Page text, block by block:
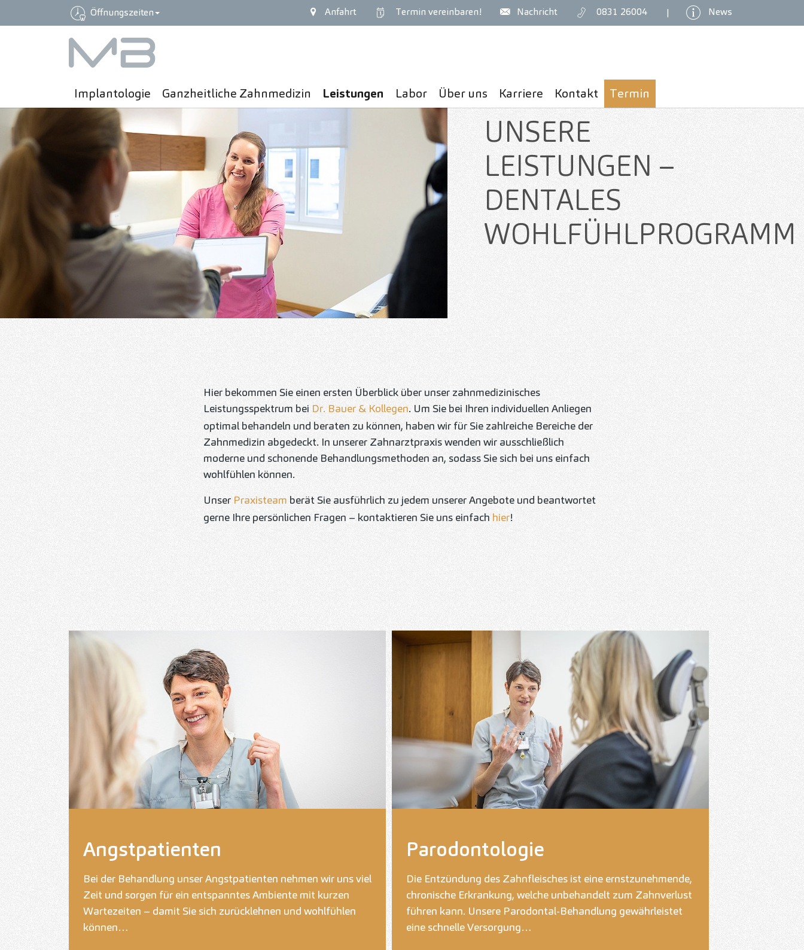
Öffnungszeiten Anfahrt Terminvereinbaren! Nachricht 0831 26004 | News
Implantologie Ganzheitliche Zahnmedizin Leistungen (current)
Labor Über uns Karriere Kontakt Termin
UNSERE
LEISTUNGEN –
DENTALES
WOHLFÜHLPROGRAMM
Hier bekommen Sie einen ersten Überblick über unser zahnmedizinisches
Leistungsspektrum bei Dr. Bauer & Kollegen. Um Sie bei Ihren individuellen Anliegen
optimal behandeln und beraten zu können, haben wir für Sie zahlreiche Bereiche der
Zahnmedizin abgedeckt. In unserer Zahnarztpraxis wenden wir ausschließlich
moderne und schonende Behandlungsmethoden an, sodass Sie sich bei uns einfach
wohlfühlen können.
Unser Praxisteam berät Sie ausführlich zu jedem unserer Angebote und beantwortet
gerne Ihre persönlichen Fragen – kontaktieren Sie uns einfach hier!
Angstpatienten
Bei der Behandlung unser Angstpatienten nehmen wir uns viel
Zeit und sorgen für ein entspanntes Ambiente mit kurzen
Wartezeiten – damit Sie sich zurücklehnen und wohlfühlen
können…
Parodontologie
Die Entzündung des Zahnfleisches ist eine ernstzunehmende,
chronische Erkrankung, welche unbehandelt zum Zahnverlust
führen kann. Unsere Parodontal-Behandlung gewährleistet
eine schnelle Versorgung…